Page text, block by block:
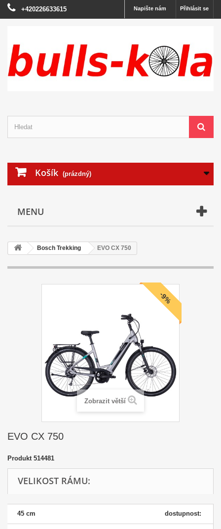
Přihlásit se
Napište nám
+420226633615
Košík (prázdný)
MENU
Bosch Trekking EVO CX 750
-9%
Zobrazit větší
EVO CX 750
Produkt 514481
VELIKOST RÁMU:
45 cm dostupnost: